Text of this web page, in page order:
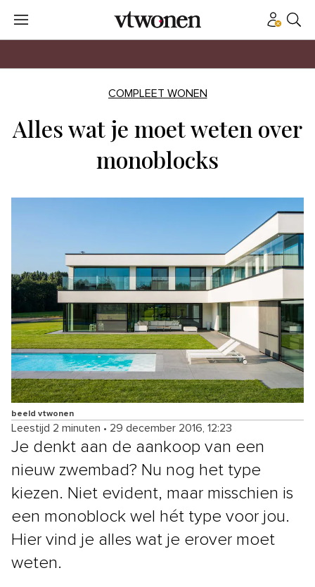
COMPLEET WONEN
Alles wat je moet weten over
monoblocks
beeld vtwonen
Leestijd 2 minuten • 29 december 2016, 12:23
Je denkt aan de aankoop van een
nieuw zwembad? Nu nog het type
kiezen. Niet evident, maar misschien is
een monoblock wel hét type voor jou.
Hier vind je alles wat je erover moet
weten.